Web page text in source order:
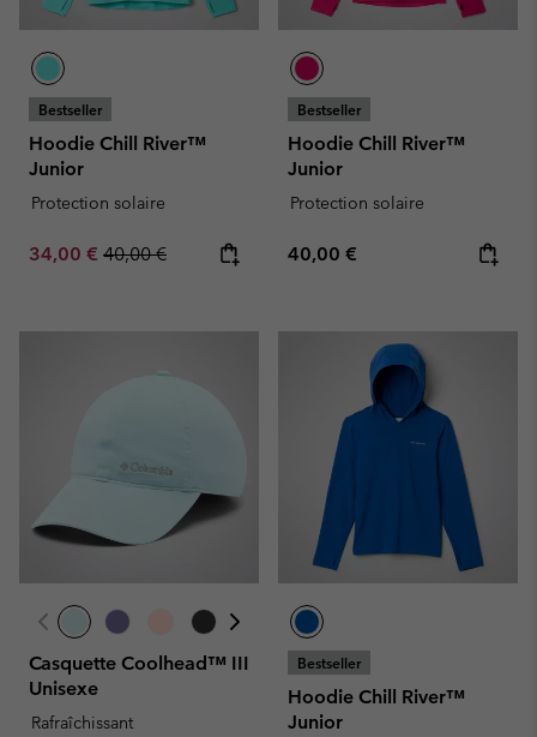
Bestseller
Hoodie Chill River™
Junior
Protection solaire
Sale price:
34,00 € Regular price:
40,00 €
Bestseller
Hoodie Chill River™
Junior
Protection solaire
Regular price:
40,00 €
Casquette Coolhead™ III
Unisexe
Rafraîchissant
Bestseller
Hoodie Chill River™
Junior